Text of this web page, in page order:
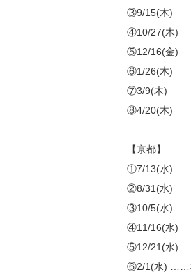
③9/15(木)
④10/27(木)
⑤12/16(金)
⑥1/26(木)
⑦3/9(木)
⑧4/20(木)
【京都】
①7/13(水)
②8/31(水)
③10/5(水)
④11/16(水)
⑤12/21(水)
⑥2/1(水) ……